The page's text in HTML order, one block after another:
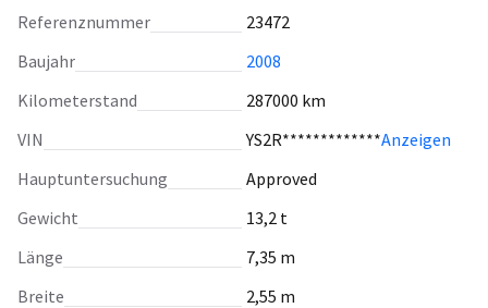
Referenznummer
23472
Baujahr
2008
Kilometerstand
287000 km
VIN
YS2R*************Anzeigen
Hauptuntersuchung
Approved
Gewicht
13,2 t
Länge
7,35 m
Breite
2,55 m